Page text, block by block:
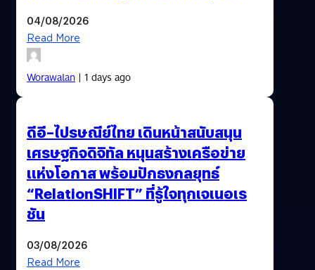
04/08/2026
Read More
Worawalan| 1 days ago
ดีอี–ไปรษณีย์ไทย เดินหน้าสนับสนุน
เศรษฐกิจดิจิทัล หนุนสร้างเครือข่าย
แห่งโอกาส พร้อมปักธงกลยุทธ์
“RelationSHIFT” ที่รู้ใจทุกเจเนอเร
ชัน
03/08/2026
Read More